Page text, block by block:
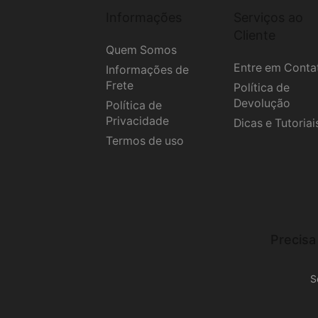
Quem Somos
Informações de
Frete
Política de
Privacidade
Termos de uso
Entre em
Política de
Devolução
Dicas e